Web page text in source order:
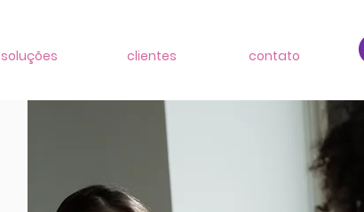
soluções clientes contato